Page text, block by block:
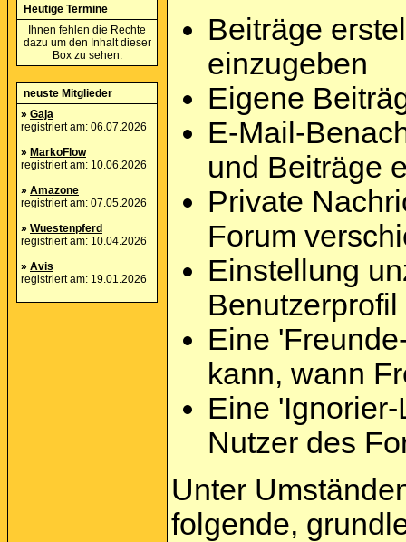
Heutige Termine
Ihnen fehlen die Rechte
dazu um den Inhalt dieser
Box zu sehen.
neuste Mitglieder
» Gaja
registriert am: 06.07.2026
» MarkoFlow
registriert am: 10.06.2026
» Amazone
registriert am: 07.05.2026
» Wuestenpferd
registriert am: 10.04.2026
» Avis
registriert am: 19.01.2026
Beiträge
einzugeben
Eigene
E-Mail-
und Beiträge
Private
Forum
Einstellung
Benutzerprofil
Eine
kann, wann
Eine
Nutzer des
Unter
folgende,